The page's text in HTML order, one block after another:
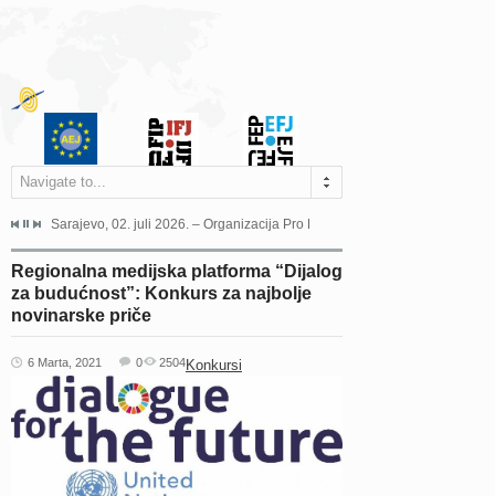
Navigate to...
Grada Sarajeva povodom Dana Sarajeva dugogodišnjoj...
Sarajevo, 02. juli 2026. – Organizacija Pro Educa juče je uspješno
Regionalna medijska platforma “Dijalog
za budućnost”: Konkurs za najbolje
novinarske priče
6 Marta, 2021 Konkursi
0 2504